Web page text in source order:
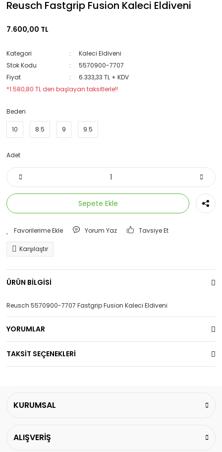
Reusch Fastgrip Fusion Kaleci Eldiveni
7.600,00 TL
Kategori
Kaleci Eldiveni
Stok Kodu
5570900-7707
Fiyat
6.333,33 TL + KDV
*1.580,80 TL den başlayan taksitlerle!!
Beden
10 8.5 9 9.5
Adet
Sepete Ekle
Yorum Yaz Tavsiye Et
Karşılaştır
ÜRÜN BİLGİSİ
Reusch 5570900-7707 Fastgrip Fusion Kaleci Eldiveni
YORUMLAR
TAKSİT SEÇENEKLERİ
KURUMSAL
ALIŞVERİŞ